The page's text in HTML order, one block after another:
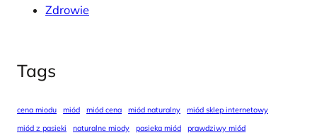
Zdrowie
Tags
cena miodu miód miód cena miód naturalny
miód sklep internetowy
miód z pasieki
naturalne miody pasieka miód
prawdziwy miód